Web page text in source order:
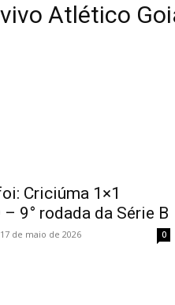
Atlético
Criciúma 1×1
9° rodada da Série B
17 de maio de 2026 0